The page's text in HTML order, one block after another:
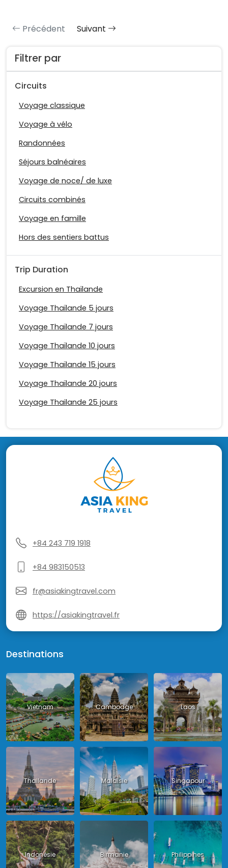
Filtrer par
Circuits
Voyage classique
Voyage à vélo
Randonnées
Séjours balnéaires
Voyage de noce/ de luxe
Circuits combinés
Voyage en famille
Hors des sentiers battus
Trip Duration
Excursion en Thaïlande
Voyage Thaïlande 5 jours
Voyage Thaïlande 7 jours
Voyage Thaïlande 10 jours
Voyage Thaïlande 15 jours
Voyage Thaïlande 20 jours
Voyage Thailande 25 jours
Précédent Suivant
+84 243 719 1918
+84 983150513
fr@asiakingtravel.com
https://asiakingtravel.fr
Destinations
Vietnam Cambodge Laos
Thailande Malaisie Singapour
Indonésie Birmanie Philippines